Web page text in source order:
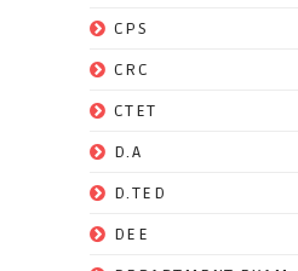
CPS
CRC
CTET
D.A
D.TED
DEE